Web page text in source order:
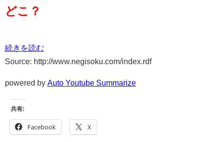
どこ？
続きを読む
Source: http://www.negisoku.com/index.rdf
powered by Auto Youtube Summarize
共有:
Facebook X